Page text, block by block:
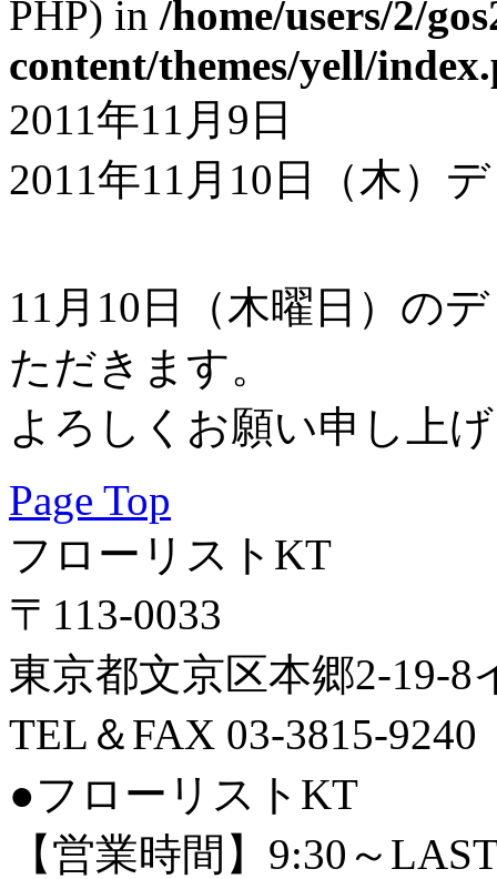
PHP) in /home/users/2/
content/themes/yell/
2011年11月9日
2011年11月10日（木）
11月10日（木曜日）の
ただきます。
よろしくお願い申し上
Page Top
フローリストKT
〒113-0033
東京都文京区本郷2-19-8
TEL＆FAX 03-3815-9240
●フローリストKT
【営業時間】9:30～